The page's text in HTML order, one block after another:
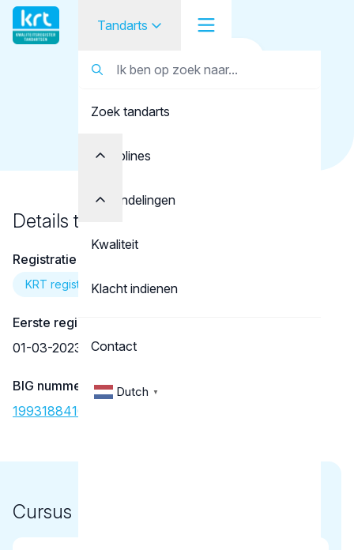
Tandarts
Student
Opleider
Zoek tandarts
Disciplines
Behandelingen
Kwaliteit
Klacht indienen
Contact
Dutch ▼
Tandarts
Booms, M.M.F.
Details tandarts
Registratie
KRT registratie
Eerste registratie
01-03-2023
BIG nummer
19931884102
Cursus